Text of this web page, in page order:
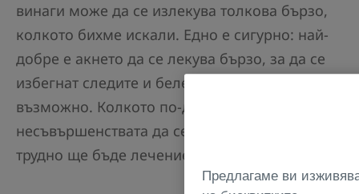
винаги може да се излекува толкова бързо,
колкото бихме искали. Едно е сигурно: най-
добре е акнето да се лекува бързо, за да се
избегнат следите и белезите, доколкото е
възможно. Колкото по-дълго чакате
несъвършенствата да се влошат, толкова по-
трудно ще бъде лечението.
Предлагаме ви